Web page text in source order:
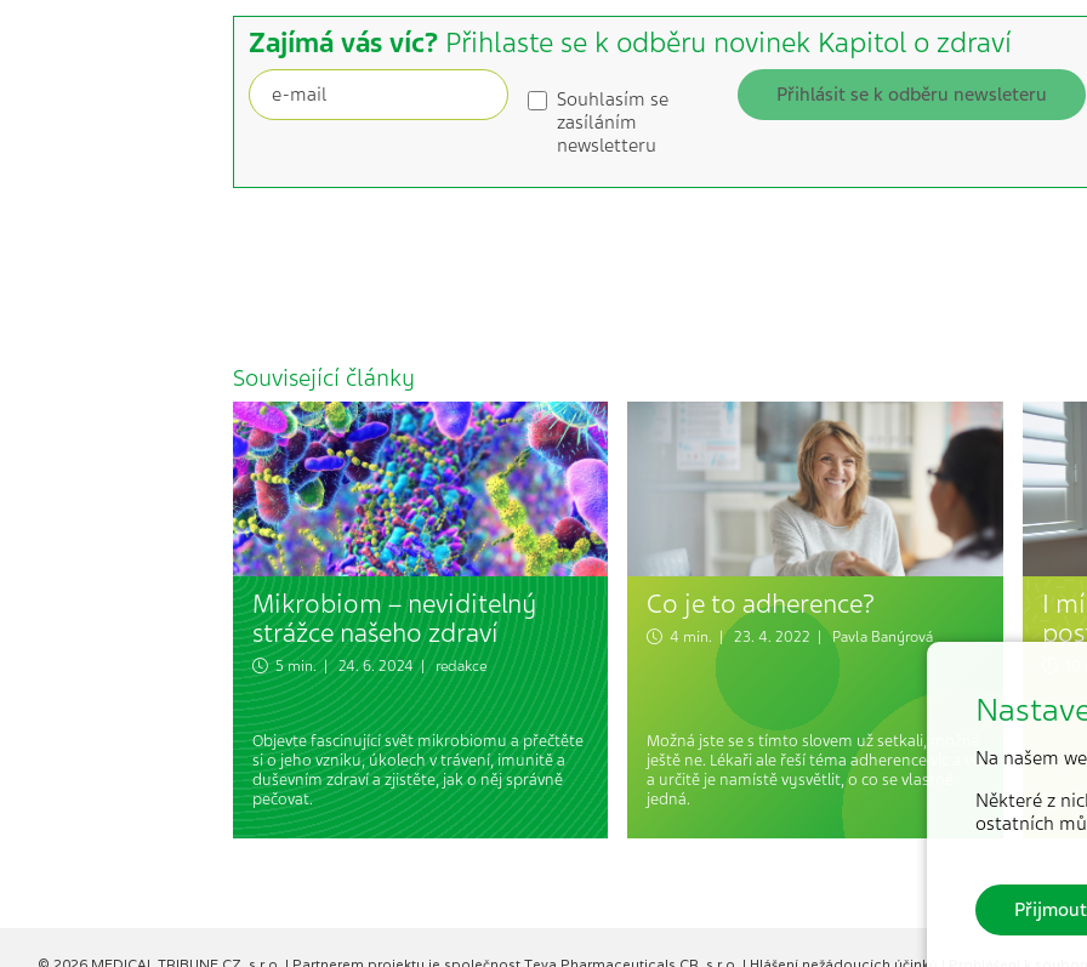
Zajímá vás víc? Přihlaste se k odběru novinek Kapitol o zdraví
Souhlasím se
zasíláním
newsletteru
Přihlásit se k odběru newsleteru
Související články
Mikrobiom – neviditelný
strážce našeho zdraví
5 min. | 24. 6. 2024 | redakce
Objevte fascinující svět mikrobiomu a přečtěte
si o jeho vzniku, úkolech v trávení, imunitě a
duševním zdraví a zjistěte, jak o něj správně
pečovat.
Co je to adherence?
4 min. | 23. 4. 2022 |Pavla Banýrová
Možná jste se s tímto slovem už setkali, možná
ještě ne. Lékaři ale řeší téma adherence víc a víc
a určitě je namístě vysvětlit, o co se vlastně
jedná.
I
Ten
Na našem
Některé z
ostatních
Přijmout